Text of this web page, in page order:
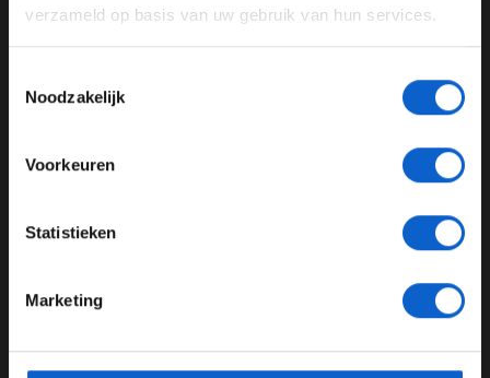
verzameld op basis van uw gebruik van hun services.
Noodzakelijk
Voorkeuren
Statistieken
Marketing
Advertentie instellingen
voor meer informatie over
gegevensgebruik en -bescherming.